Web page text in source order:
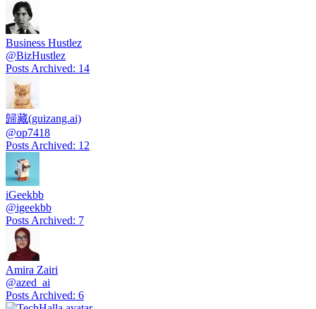
Business Hustlez
@BizHustlez
Posts Archived: 14
歸藏(guizang.ai)
@op7418
Posts Archived: 12
iGeekbb
@igeekbb
Posts Archived: 7
Amira Zairi
@azed_ai
Posts Archived: 6